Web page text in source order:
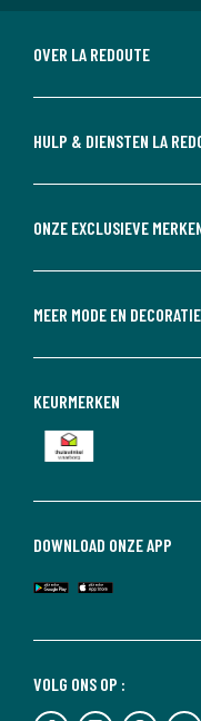
OVER LA REDOUTE
HULP & DIENSTEN LA
ONZE EXCLUSIEVE
MEER MODE EN
VOLG ONS OP :
DOWNLOAD ONZE APP
KEURMERKEN